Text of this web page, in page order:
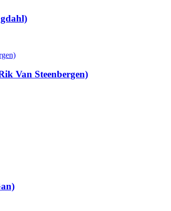
Van Steenbergen)